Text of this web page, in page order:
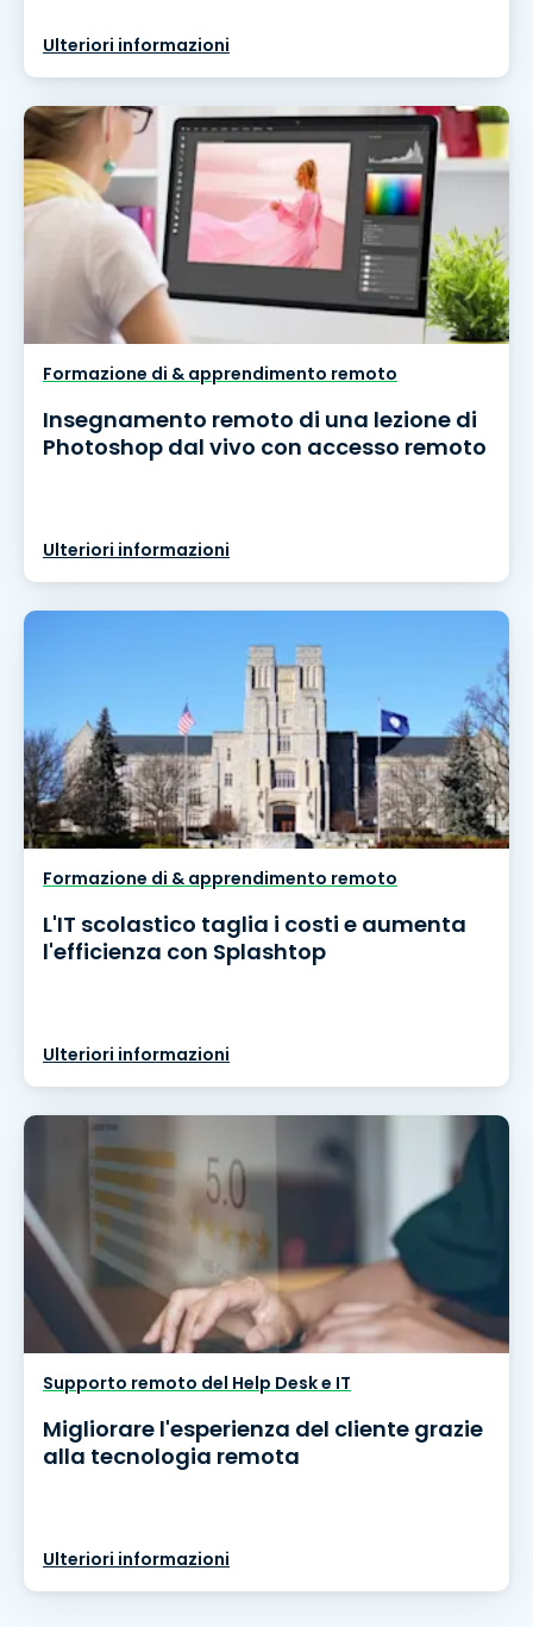
Ulteriori informazioni
Formazione di & apprendimento remoto
Insegnamento remoto di una lezione di
Photoshop dal vivo con accesso remoto
Ulteriori informazioni
Formazione di & apprendimento remoto
L'IT scolastico taglia i costi e aumenta
l'efficienza con Splashtop
Ulteriori informazioni
Supporto remoto del Help Desk e IT
Migliorare l'esperienza del cliente grazie
alla tecnologia remota
Ulteriori informazioni